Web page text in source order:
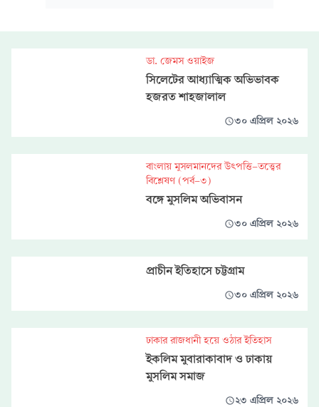
ডা. জেমস ওয়াইজ
সিলেটের আধ্যাত্মিক অভিভাবক
হজরত শাহজালাল
৩০ এপ্রিল ২০২৬
বাংলায় মুসলমানদের উৎপত্তি-তত্ত্বের
বিশ্লেষণ (পর্ব-৩)
বঙ্গে মুসলিম অভিবাসন
৩০ এপ্রিল ২০২৬
প্রাচীন ইতিহাসে চট্টগ্রাম
৩০ এপ্রিল ২০২৬
ঢাকার রাজধানী হয়ে ওঠার ইতিহাস
ইকলিম মুবারাকাবাদ ও ঢাকায়
মুসলিম সমাজ
২৩ এপ্রিল ২০২৬